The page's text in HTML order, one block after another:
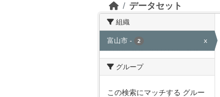
データセット
組織
富山市 - 2 x
グループ
この検索にマッチする グルー